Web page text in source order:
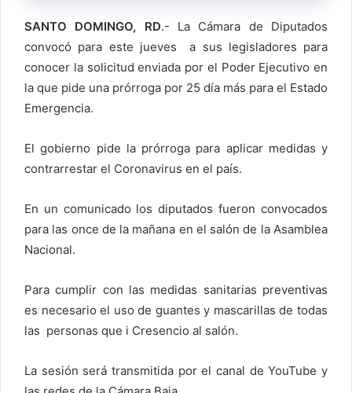
SANTO DOMINGO, RD.- La Cámara de Diputados
convocó para este jueves a sus legisladores para
conocer la solicitud enviada por el Poder Ejecutivo en
la que pide una prórroga por 25 día más para el Estado
Emergencia.
El gobierno pide la prórroga para aplicar medidas y
contrarrestar el Coronavirus en el país.
En un comunicado los diputados fueron convocados
para las once de la mañana en el salón de la Asamblea
Nacional.
Para cumplir con las medidas sanitarias preventivas
es necesario el uso de guantes y mascarillas de todas
las personas que i Cresencio al salón.
La sesión será transmitida por el canal de YouTube y